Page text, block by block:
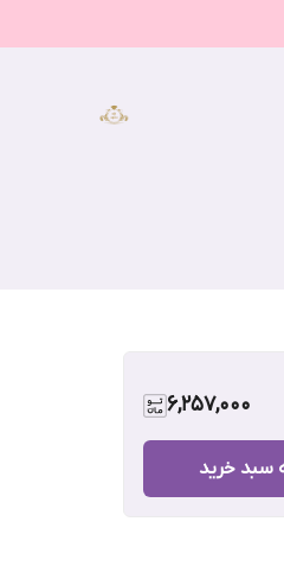
6,257,000
سبد خرید